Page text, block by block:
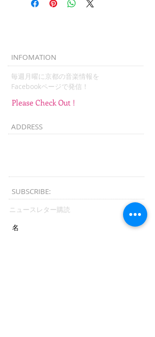
簡易包装
INFOMATION
毎週月曜に京都の音楽情報を
​Facebookページで発信！
Please Check Out !
ADDRESS
SUBSCRIBE:​​
ニュースレター購読